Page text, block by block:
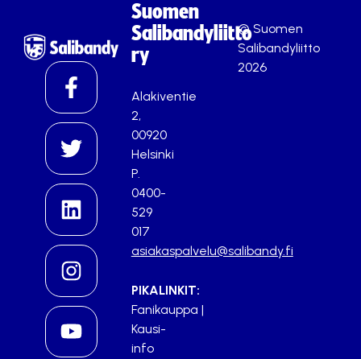
Suomen
Salibandyliitto
ry
Alakiventie
2,
00920
Helsinki
P.
0400-
529
017
asiakaspalvelu@salibandy.fi
PIKALINKIT:
Fanikauppa |
Kausi-
info
© Suomen
Salibandyliitto
2026